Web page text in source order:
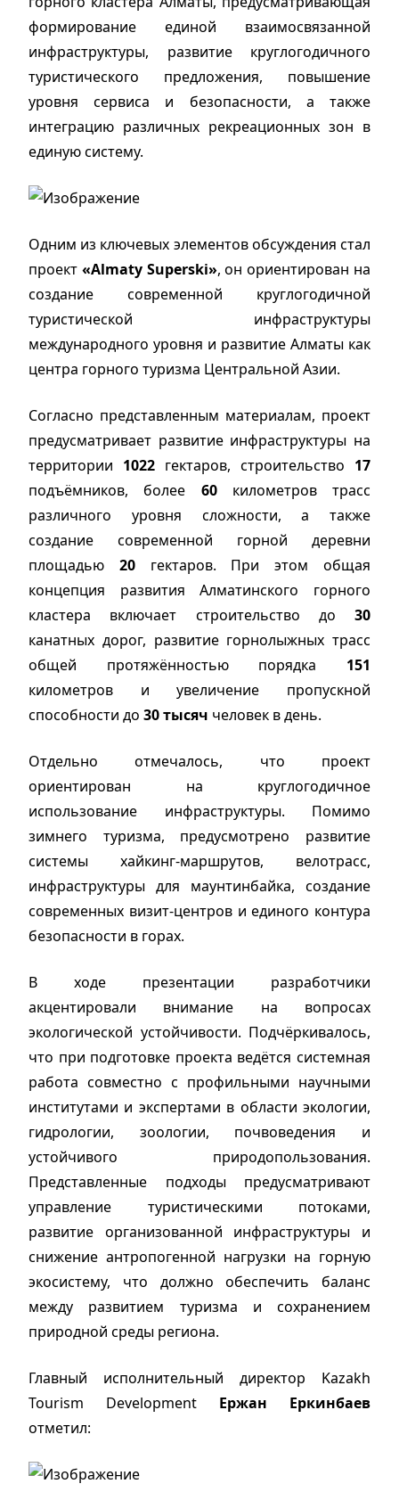
формирование единой взаимосвязанной
инфраструктуры, развитие круглогодичного
туристического предложения, повышение
уровня сервиса и безопасности, а также
интеграцию различных рекреационных зон в
единую систему.
Одним из ключевых элементов обсуждения стал
проект «Almaty Superski», он ориентирован на
создание современной круглогодичной
туристической инфраструктуры
международного уровня и развитие Алматы как
центра горного туризма Центральной Азии.
Согласно представленным материалам, проект
предусматривает развитие инфраструктуры на
территории 1022 гектаров, строительство 17
подъёмников, более 60 километров трасс
различного уровня сложности, а также
создание современной горной деревни
площадью 20 гектаров. При этом общая
концепция развития Алматинского горного
кластера включает строительство до 30
канатных дорог, развитие горнолыжных трасс
общей протяжённостью порядка 151
километров и увеличение пропускной
способности до 30 тысяч человек в день.
Отдельно отмечалось, что проект
ориентирован на круглогодичное
использование инфраструктуры. Помимо
зимнего туризма, предусмотрено развитие
системы хайкинг-маршрутов, велотрасс,
инфраструктуры для маунтинбайка, создание
современных визит-центров и единого контура
безопасности в горах.
В ходе презентации разработчики
акцентировали внимание на вопросах
экологической устойчивости. Подчёркивалось,
что при подготовке проекта ведётся системная
работа совместно с профильными научными
институтами и экспертами в области экологии,
гидрологии, зоологии, почвоведения и
устойчивого природопользования.
Представленные подходы предусматривают
управление туристическими потоками,
развитие организованной инфраструктуры и
снижение антропогенной нагрузки на горную
экосистему, что должно обеспечить баланс
между развитием туризма и сохранением
природной среды региона.
Главный исполнительный директор Kazakh
Tourism Development Ержан Еркинбаев
отметил: